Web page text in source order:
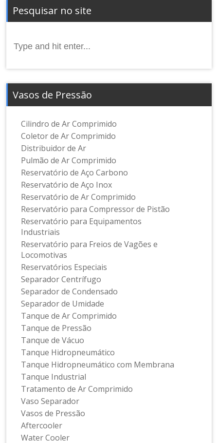
Pesquisar no site
for:
Vasos de Pressão
Cilindro de Ar Comprimido
Coletor de Ar Comprimido
Distribuidor de Ar
Pulmão de Ar Comprimido
Reservatório de Aço Carbono
Reservatório de Aço Inox
Reservatório de Ar Comprimido
Reservatório para Compressor de Pistão
Reservatório para Equipamentos
Industriais
Reservatório para Freios de Vagões e
Locomotivas
Reservatórios Especiais
Separador Centrífugo
Separador de Condensado
Separador de Umidade
Tanque de Ar Comprimido
Tanque de Pressão
Tanque de Vácuo
Tanque Hidropneumático
Tanque Hidropneumático com Membrana
Tanque Industrial
Tratamento de Ar Comprimido
Vaso Separador
Vasos de Pressão
Aftercooler
Water Cooler